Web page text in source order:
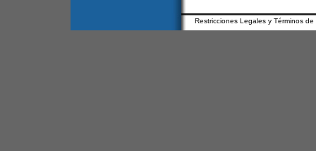
Restricciones Legales y Términos de